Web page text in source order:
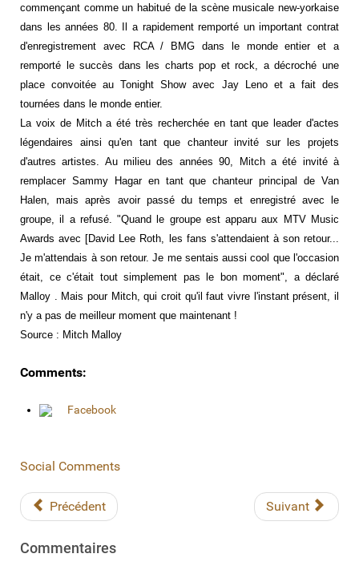
commençant comme un habitué de la scène musicale new-yorkaise
dans les années 80. Il a rapidement remporté un important contrat
d'enregistrement avec RCA / BMG dans le monde entier et a
remporté le succès dans les charts pop et rock, a décroché une
place convoitée au Tonight Show avec Jay Leno et a fait des
tournées dans le monde entier.
La voix de Mitch a été très recherchée en tant que leader d'actes
légendaires ainsi qu'en tant que chanteur invité sur les projets
d'autres artistes. Au milieu des années 90, Mitch a été invité à
remplacer Sammy Hagar en tant que chanteur principal de Van
Halen, mais après avoir passé du temps et enregistré avec le
groupe, il a refusé. "Quand le groupe est apparu aux MTV Music
Awards avec [David Lee Roth, les fans s'attendaient à son retour...
Je m'attendais à son retour. Je me sentais aussi cool que l'occasion
était, ce c'était tout simplement pas le bon moment", a déclaré
Malloy . Mais pour Mitch, qui croit qu'il faut vivre l'instant présent, il
n'y a pas de meilleur moment que maintenant !
Source : Mitch Malloy
Comments:
Facebook
Social Comments
Précédent Suivant
Commentaires